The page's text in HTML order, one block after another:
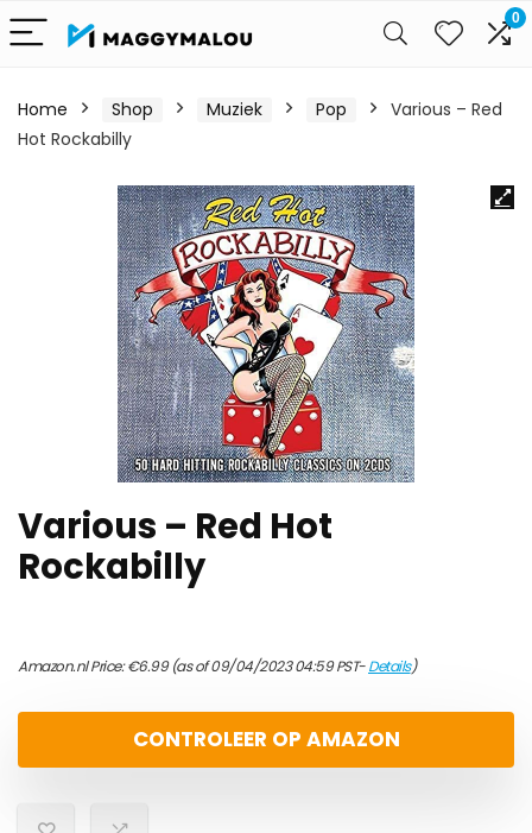
0
Home Shop Muziek Pop
Various – Red
Hot Rockabilly
Various – Red Hot
Rockabilly
Amazon.nl Price:€6.99(as of 09/04/2023 04:59 PST-Details)
CONTROLEER OP AMAZON